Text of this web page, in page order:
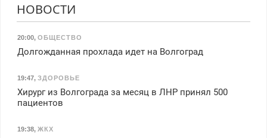
НОВОСТИ
20:00, ОБЩЕСТВО
Долгожданная прохлада идет на Волгоград
19:47, ЗДОРОВЬЕ
Хирург из Волгограда за месяц в ЛНР принял 500
пациентов
19:38, ЖКХ